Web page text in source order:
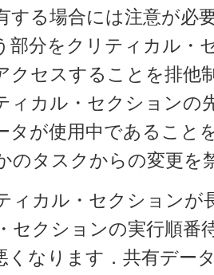
する場合には注意が必
部分をクリティカル・
クセスすることを排他
ィカル・セクションの
タが使用中であること
のタスクからの変更を
カル・セクションが
セクションの実行順番
くなります．共有デー